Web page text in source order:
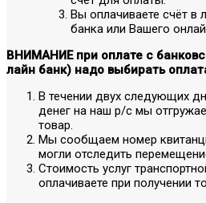
Вы оплачиваете счёт в
банка или Вашего
ВНИМАНИЕ при оплате с
лайн банк) надо выбирать
В течении двух следующих
денег на наш р/с мы
товар.
Мы сообщаем номер
могли отследить
Стоимость услуг
оплачиваете при получении